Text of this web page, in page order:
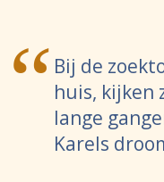
Bij de
huis, kijken
lange
Karels